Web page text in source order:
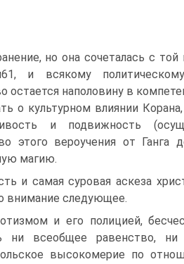
но она сочеталась с
и всякому
остается наполовину в
о культурном влиянии
и подвижность
этого вероучения от Ганга
магию.
и самая суровая аскеза
внимание следующее.
и его полицией,
всеобщее равенство, ни
высокомерие по